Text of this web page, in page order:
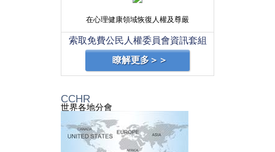
在心理健康領域恢復人權及尊嚴
索取免費公民人權委員會資訊套組
瞭解更多＞＞
CCHR
世界各地分會